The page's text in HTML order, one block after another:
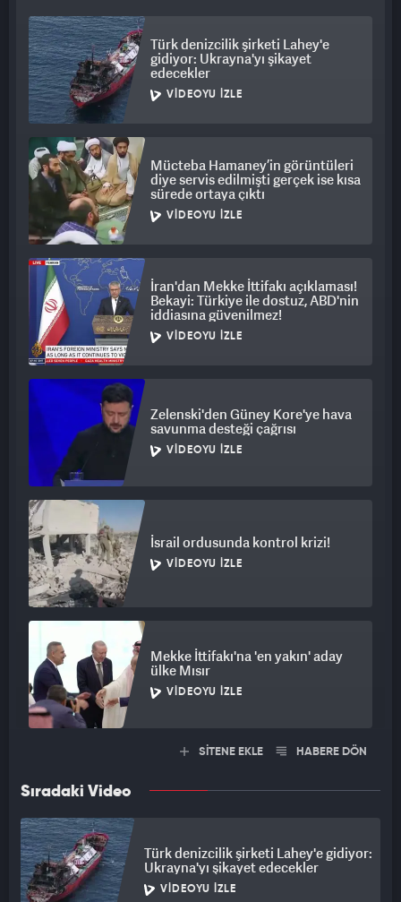
Türk denizcilik şirketi Lahey'e
gidiyor: Ukrayna'yı şikayet
edecekler
VIDEOYU İZLE
Mücteba Hamaney’in görüntüleri
diye servis edilmişti gerçek ise kısa
sürede ortaya çıktı
VIDEOYU İZLE
İran'dan Mekke İttifakı açıklaması!
Bekayi: Türkiye ile dostuz, ABD'nin
iddiasına güvenilmez!
VIDEOYU İZLE
Zelenski'den Güney Kore'ye hava
savunma desteği çağrısı
VIDEOYU İZLE
İsrail ordusunda kontrol krizi!
VIDEOYU İZLE
Mekke İttifakı'na 'en yakın' aday
ülke Mısır
VIDEOYU İZLE
SİTENE EKLE HABERE DÖN
Sıradaki Video
Türk denizcilik şirketi Lahey'e gidiyor:
Ukrayna'yı şikayet edecekler
VIDEOYU İZLE